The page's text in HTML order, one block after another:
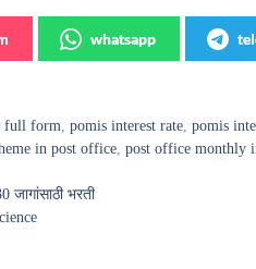
whatsapp
full form, pomis interest rate, pomis
in post office, post office monthly
भरती